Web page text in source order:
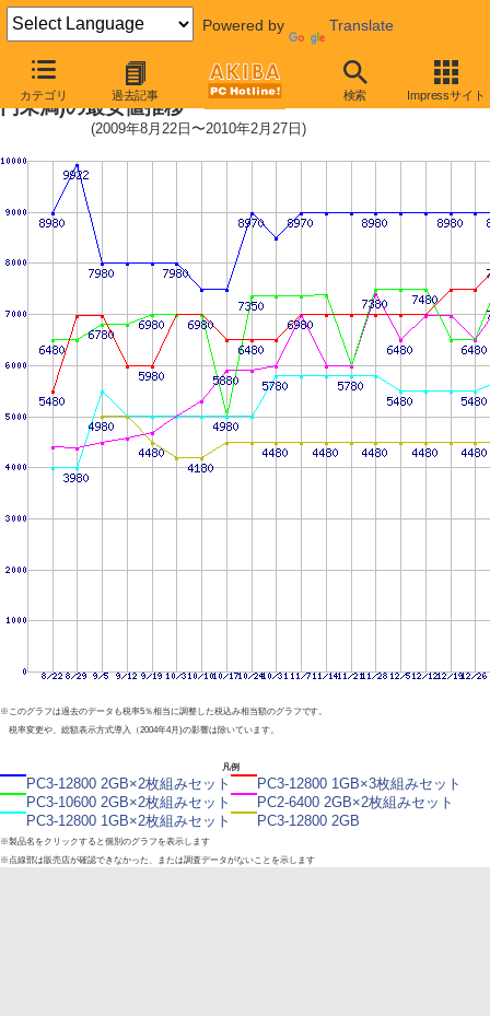
Powered by Translate
カテゴリ 過去記事 検索 Impressサイト
メモリ主要製品(最安値5千円〜1万
円未満)の最安値推移
(2009年8月22日〜2010年2月27日)
※このグラフは過去のデータも税率5％相当に調整した税込み相当額のグラフです。
税率変更や、総額表示方式導入（2004年4月)の影響は除いています。
凡例
PC3-12800 2GB×2枚組みセット
PC3-12800 1GB×3枚組みセット
PC3-10600 2GB×2枚組みセット
PC2-6400 2GB×2枚組みセット
PC3-12800 1GB×2枚組みセット
PC3-12800 2GB
※製品名をクリックすると個別のグラフを表示します
※点線部は販売店が確認できなかった、または調査データがないことを示します